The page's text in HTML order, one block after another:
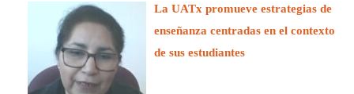
La UATx promueve estrategias de
enseñanza centradas en el contexto
de sus estudiantes